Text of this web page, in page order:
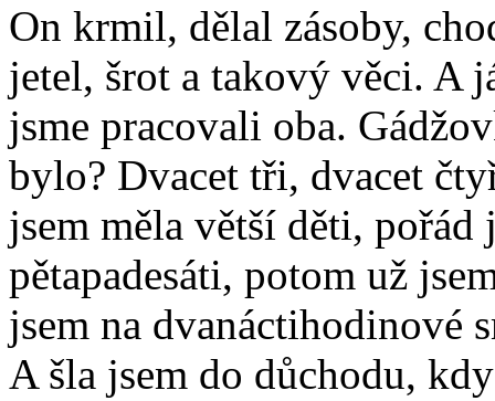
On krmil, dělal zásoby,
jetel, šrot a takový věci. A
jsme pracovali oba.
bylo? Dvacet tři, dvacet
jsem měla větší děti, pořád
pětapadesáti, potom už
jsem na dvanáctihodinové
A šla jsem do důchodu,